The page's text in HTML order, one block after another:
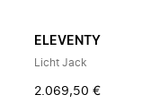
ELEVENTY
Licht Jack
2.069,50 €